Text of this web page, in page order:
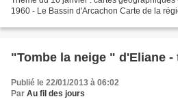
1960 - Le Bassin d'Arcachon Carte de la
"Tombe la neige " d'Eliane -
Publié le 22/01/2013 à 06:02
Par Au fil des jours